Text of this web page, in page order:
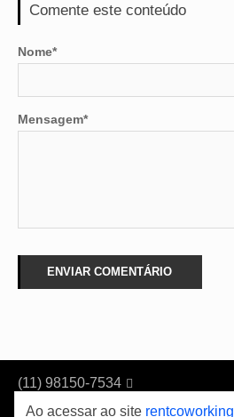
Comente este conteúdo
Nome*
Mensagem*
(11) 98150-7534 
(11)0800 591 7562
Ao acessar ao site rentcoworking